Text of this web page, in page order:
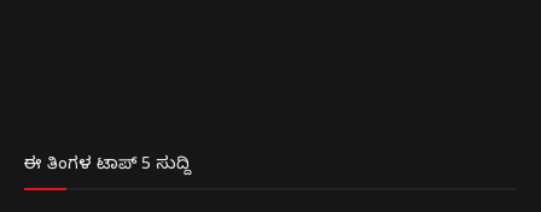
ಈ ತಿಂಗಳ ಟಾಪ್ 5 ಸುದ್ದಿ